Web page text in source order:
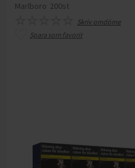
Marlboro 200st
Skriv omdöme
Spara som favorit